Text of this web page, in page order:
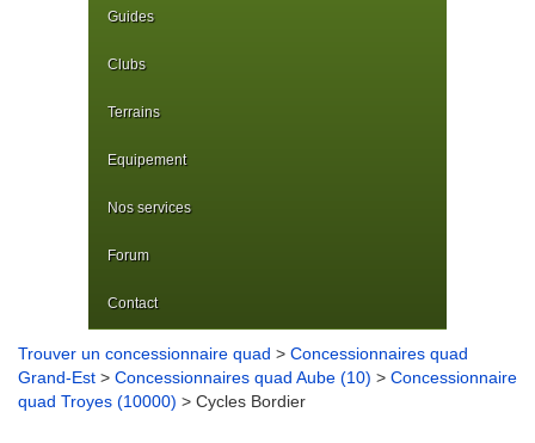
Guides
Clubs
Terrains
Equipement
Nos services
Forum
Contact
Trouver un concessionnaire quad > Concessionnaires quad
Grand-Est > Concessionnaires quad Aube (10) > Concessionnaire
quad Troyes (10000) > Cycles Bordier